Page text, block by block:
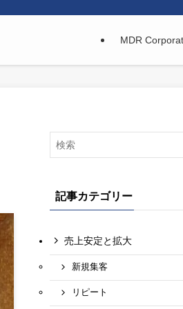
MDR
記事カテゴリー
売上安定と拡大
新規集客
リピート